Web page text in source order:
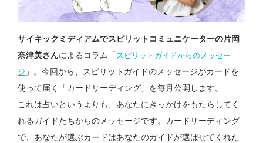
サイキックミディアムでスピリットコミュニケーターの片岡
奈津美さんによるコラム「 スピリットガイドからのメッセー
ジ 」。今回から、 スピリットガイドのメッセージがカードを
使って届く「カードリーディング」を毎月公開します。
これは占いというよりも、あなたにきっかけをもたらしてく
れるガイドたちからのメッセージです。カードリーディング
で、あなたが選ぶカードはあなたのガイドが選ばせてくれた